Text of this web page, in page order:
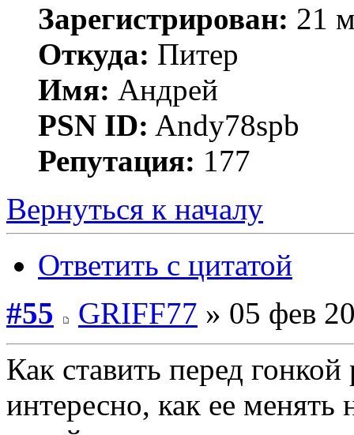
Зарегистрирован: 21
Откуда: Питер
Имя: Андрей
PSN ID: Andy78spb
Репутация: 177
Вернуться к началу
Ответить с цитатой
#55
GRIFF77 » 05 фев
Как ставить перед
интересно, как ее менять